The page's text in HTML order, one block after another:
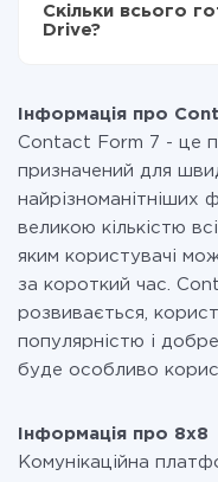
Ви оплачуєте лише
передаються з
при необхідності.
Скільки всього
Drive?
Інформація про
Contact Form 7 - це
призначений для
найрізноманітніших
великою кількістю
яким користувачі
за короткий час.
розвивається,
популярністю і
буде особливо
Інформація про 8x8
Комунікаційна